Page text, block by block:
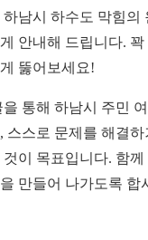
하남시 하수도 막힘의
안내해 드립니다.
뚫어보세요!
을 통해 하남시 주민
스스로 문제를 해결
것이 목표입니다. 함
만들어 나가도록 합